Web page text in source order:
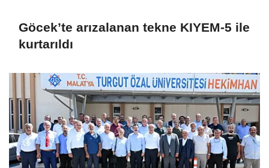
Göcek’te arızalanan tekne KIYEM-5 ile
kurtarıldı